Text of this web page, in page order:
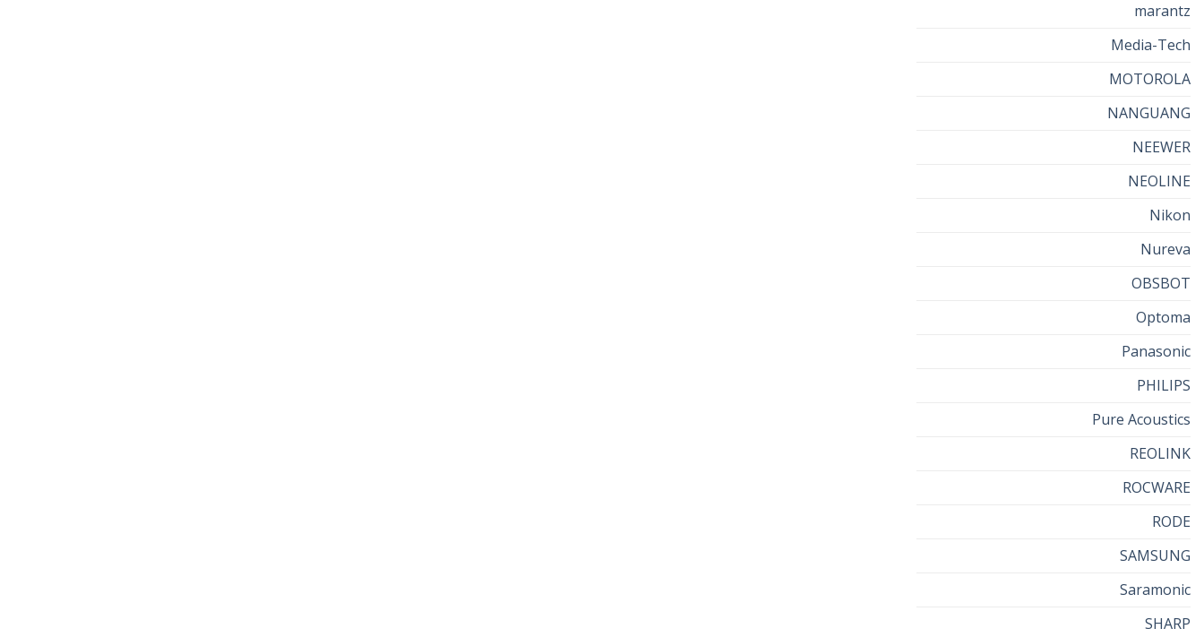
marantz
Media-Tech
MOTOROLA
NANGUANG
NEEWER
NEOLINE
Nikon
Nureva
OBSBOT
Optoma
Panasonic
PHILIPS
Pure Acoustics
REOLINK
ROCWARE
RODE
SAMSUNG
Saramonic
SHARP